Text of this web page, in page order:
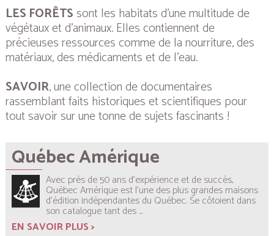
LES FORÊTS sont les habitats d’une multitude de
végétaux et d’animaux. Elles contiennent de
précieuses ressources comme de la nourriture, des
matériaux, des médicaments et de l’eau.
SAVOIR, une collection de documentaires
rassemblant faits historiques et scientifiques pour
tout savoir sur une tonne de sujets fascinants !
Québec Amérique
Avec près de 50 ans d’expérience et de succès,
Québec Amérique est l’une des plus grandes maisons
d’édition indépendantes du Québec. Se côtoient dans
son catalogue tant des...
EN SAVOIR PLUS >